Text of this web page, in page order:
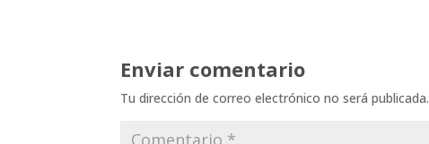
Enviar comentario
Tu dirección de correo electrónico no será publicada.